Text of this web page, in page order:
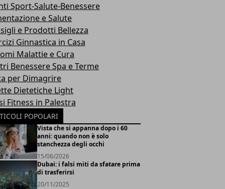
Sport-Salute-Benessere
e Salute
e Prodotti Bellezza
Ginnastica in Casa
Malattie e Cura
Benessere Spa e Terme
per Dimagrire
Dietetiche Light
Fitness in Palestra
POPOLARI
Vista che si appanna dopo i 60
anni: quando non è solo
stanchezza degli occhi
15/06/2026
Dubai: i falsi miti da sfatare prima
di trasferirsi
20/11/2025